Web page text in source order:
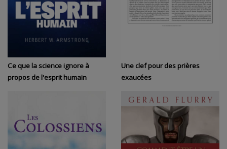
Ce que la science ignore à
propos de l'esprit humain
Une clef pour des prières
exaucées